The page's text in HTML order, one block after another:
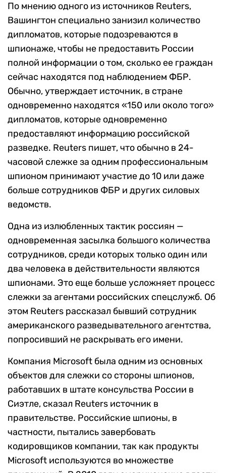
По мнению одного из источников Reuters,
Вашингтон специально занизил количество
дипломатов, которые подозреваются в
шпионаже, чтобы не предоставить России
полной информации о том, сколько ее граждан
сейчас находятся под наблюдением ФБР.
Обычно, утверждает источник, в стране
одновременно находятся «150 или около того»
дипломатов, которые одновременно
предоставляют информацию российской
разведке. Reuters пишет, что обычно в 24-
часовой слежке за одним профессиональным
шпионом принимают участие до 10 или даже
больше сотрудников ФБР и других силовых
ведомств.
Одна из излюбленных тактик россиян —
одновременная засылка большого количества
сотрудников, среди которых только один или
два человека в действительности являются
шпионами. Это еще больше усложняет процесс
слежки за агентами российских спецслужб. Об
этом Reuters рассказал бывший сотрудник
американского разведывательного агентства,
попросивший не раскрывать его имени.
Компания Microsoft была одним из основных
объектов для слежки со стороны шпионов,
работавших в штате консульства России в
Сиэтле, сказал Reuters источник в
правительстве. Российские шпионы, в
частности, пытались завербовать
кодировщиков компании, так как продукты
Microsoft используются во множестве